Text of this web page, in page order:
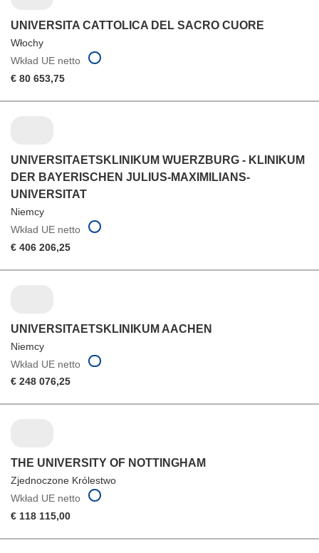
UNIVERSITA CATTOLICA DEL SACRO CUORE
Włochy
Wkład UE netto
€ 80 653,75
UNIVERSITAETSKLINIKUM WUERZBURG - KLINIKUM
DER BAYERISCHEN JULIUS-MAXIMILIANS-
UNIVERSITAT
Niemcy
Wkład UE netto
€ 406 206,25
UNIVERSITAETSKLINIKUM AACHEN
Niemcy
Wkład UE netto
€ 248 076,25
THE UNIVERSITY OF NOTTINGHAM
Zjednoczone Królestwo
Wkład UE netto
€ 118 115,00